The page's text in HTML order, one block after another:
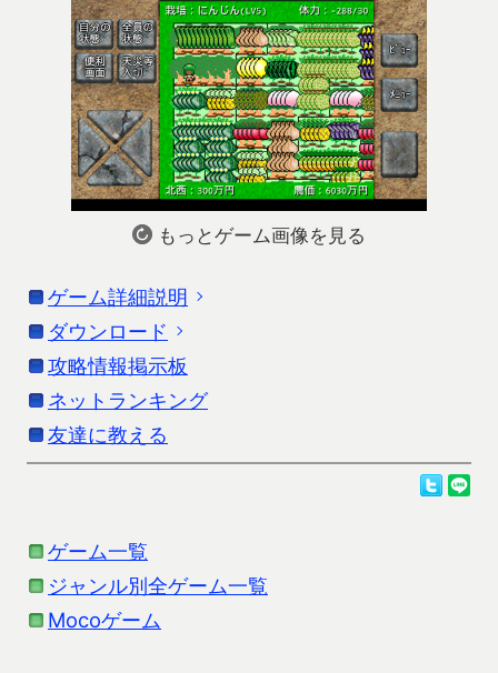
もっとゲーム画像を見る
ゲーム詳細説明
「アルテマ成金農園」の詳細説明です。更新情報
はストアの情報を参考にしてください。
公開済みの成金農園の上位版で、いろいろパワーア
ップしています。
オリジナルが楽しめた人なら、十分に楽しめると思
います。
ダウンロード
お使いの端末に応じたダウンロードを行ってくだ
さい。
Androidをお使いの方
の方のダウンロードをお願いしま
iPhoneをお使いの方
成金農園＆続編
す。
攻略情報掲示板
ネットランキング
友達に教える
ゲーム一覧
ジャンル別全ゲーム一覧
Mocoゲーム